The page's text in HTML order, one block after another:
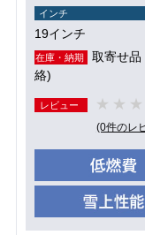
インチ
19インチ
在庫・納期
取寄せ品
絡)
レビュー
(0件のレ